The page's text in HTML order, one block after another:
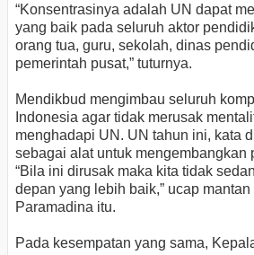
“Konsentrasinya adalah UN dapat
yang baik pada seluruh aktor
orang tua, guru, sekolah, dinas
pemerintah pusat,” tuturnya.
Mendikbud mengimbau seluruh
Indonesia agar tidak merusak
menghadapi UN. UN tahun ini, kata
sebagai alat untuk mengembangkan
“Bila ini dirusak maka kita tidak
depan yang lebih baik,” ucap
Paramadina itu.
Pada kesempatan yang sama,